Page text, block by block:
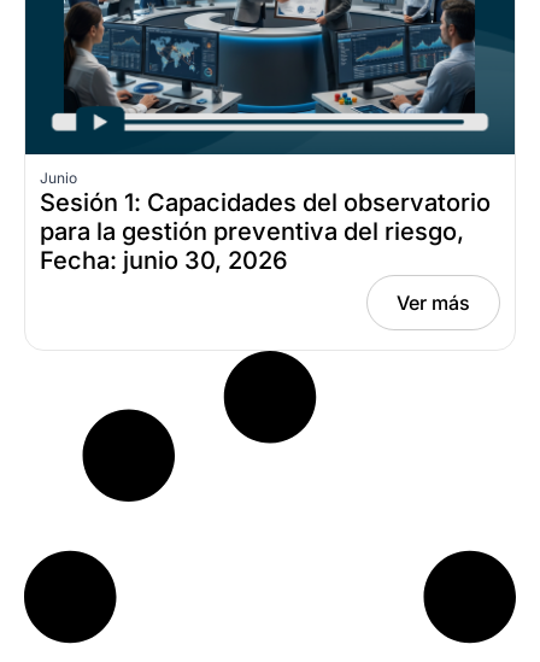
Junio
Sesión 1: Capacidades del observatorio
para la gestión preventiva del riesgo,
Fecha: junio 30, 2026
Ver más